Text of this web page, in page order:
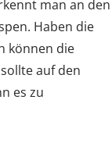
man an den
Haben die
können die
auf den
es zu